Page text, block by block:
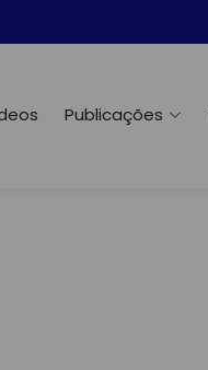
Publicações